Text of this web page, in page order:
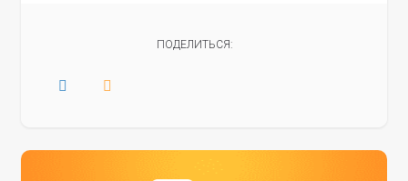
ПОДЕЛИТЬСЯ: